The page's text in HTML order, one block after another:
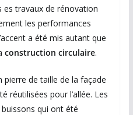
es travaux de rénovation
les performances
a été mis autant que
construction circulaire.
pierre de taille de la façade
réutilisées pour l’allée. Les
qui ont été